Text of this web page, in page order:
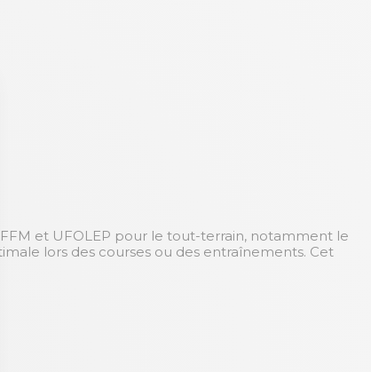
et UFOLEP pour le tout-terrain, notamment le
lors des courses ou des entraînements. Cet